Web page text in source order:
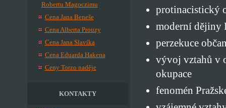
Robertu Magoczimu
Cena Jana Beneše
Cena Alberta Prouzy
Cena Jana Slavíka
Cena Eduarda Hakena
Ceny Torzo naděje
KONTAKTY
protinacistický
moderní dějiny
perzekuce
vývoj vztahů v
okupace
fenomén